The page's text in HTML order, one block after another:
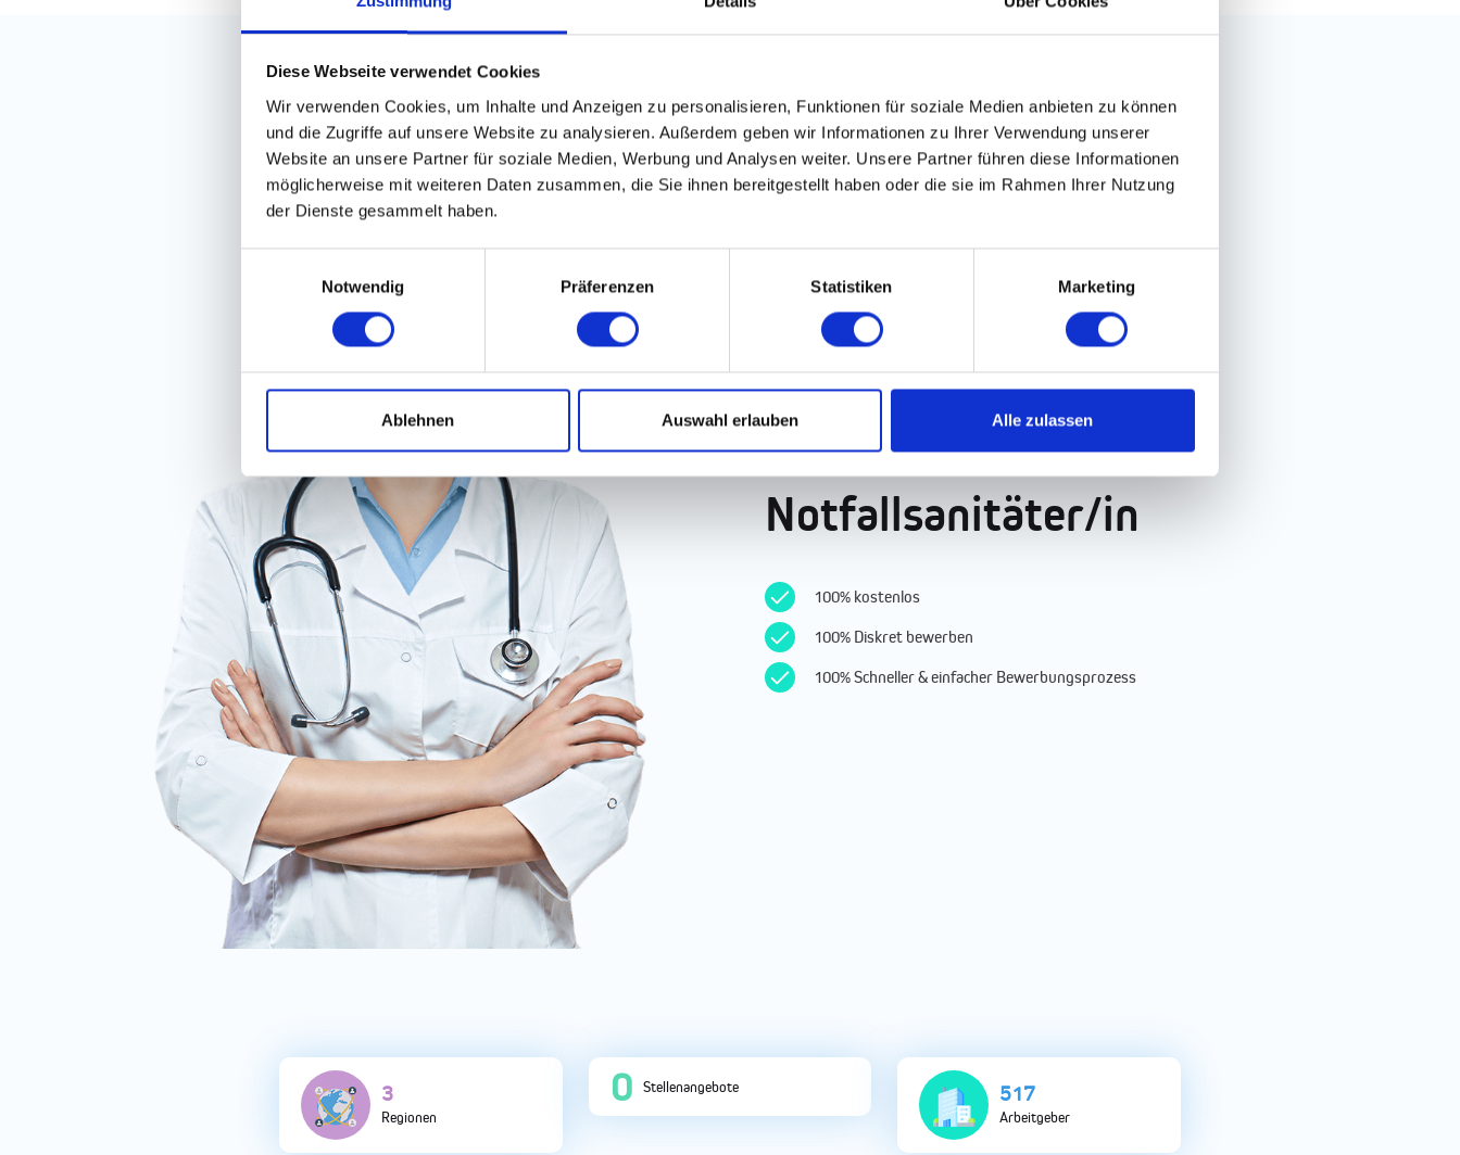
Diese Webseite verwendet Cookies
Wir verwenden Cookies, um Inhalte und Anzeigen zu personalisieren, Funktionen für soziale Medien anbieten zu können
und die Zugriffe auf unsere Website zu analysieren. Außerdem geben wir Informationen zu Ihrer Verwendung unserer
Website an unsere Partner für soziale Medien, Werbung und Analysen weiter. Unsere Partner führen diese Informationen
möglicherweise mit weiteren Daten zusammen, die Sie ihnen bereitgestellt haben oder die sie im Rahmen Ihrer Nutzung
der Dienste gesammelt haben.
Notwendig
Präferenzen Statistiken Marketing
Ablehnen Auswahl erlauben Alle zulassen
Finde die
besten Jobs als
Notfallsanitäter/in
100% kostenlos
100% Diskret bewerben
100% Schneller & einfacher Bewerbungsprozess
6
Regionen
0 Stellenangebote 1077
Arbeitgeber